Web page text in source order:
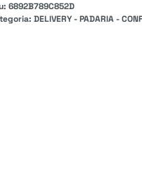
6892B789C852D
DELIVERY - PADARIA -